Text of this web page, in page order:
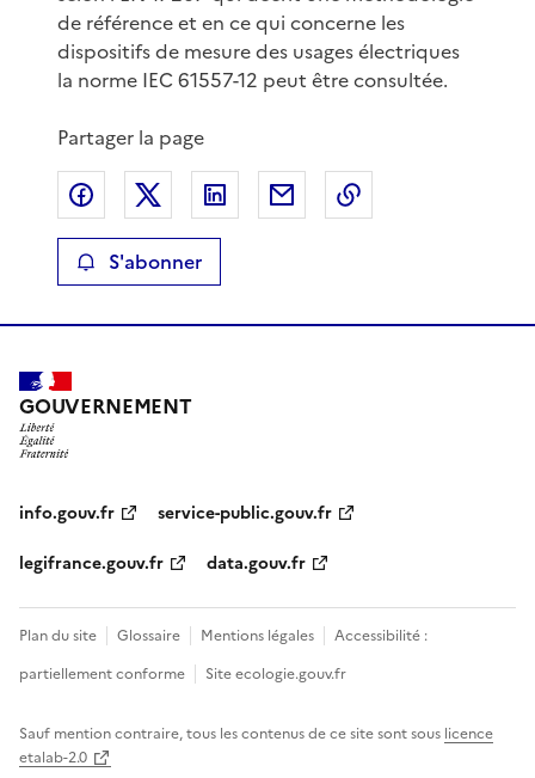
de référence et en ce qui concerne les
dispositifs de mesure des usages électriques
la norme IEC 61557-12 peut être consultée.
Partager la page
Partager sur Facebook
Partager sur XPartager sur LinkedIn
Partager par email
S'abonner
GOUVERNEMENT
info.gouv.fr
service-public.gouv.fr
legifrance.gouv.fr
data.gouv.fr
Plan du site Glossaire Mentions légales
Accessibilité :
partiellement conforme
Site ecologie.gouv.fr
Sauf mention contraire, tous les contenus de ce site sont sous licence
etalab-2.0